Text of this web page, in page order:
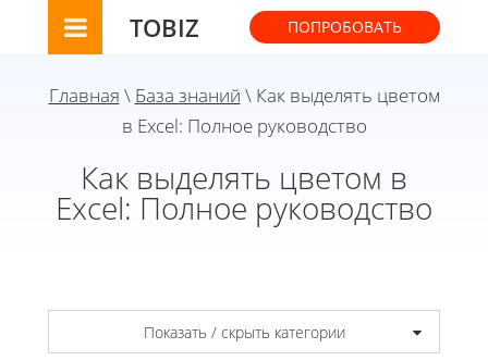
TOBIZ ПОПРОБОВАТЬ
Главная \ База знаний \ Как выделять цветом
в Excel: Полное руководство
Как выделять цветом в
Excel: Полное руководство
Показать / скрыть категории